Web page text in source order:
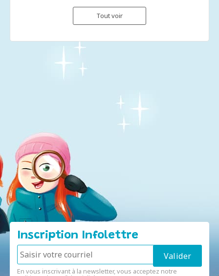
Tout voir
Inscription Infolettre
En vous inscrivant à la newsletter, vous acceptez notre